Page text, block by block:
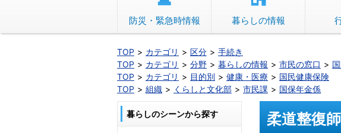
防災・緊急時情報 暮らしの情報
TOP カテゴリ 区分
手続き
TOP
カテゴリ 分野 暮らしの情報 市民の窓口
TOP
カテゴリ 目的別 健康・医療
国民健康保険
TOP
組織 くらしと文化部 市民課 国保年金係
柔道整復
暮らしのシーンから探す